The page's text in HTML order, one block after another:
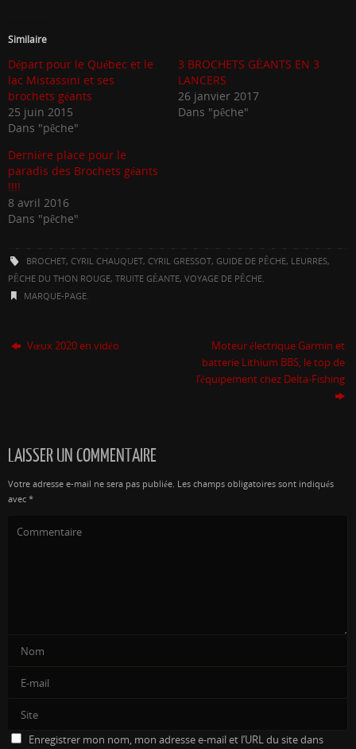
Similaire
Départ pour le Québec et le
lac Mistassini et ses
brochets géants
25 juin 2015
Dans "pêche"
3 BROCHETS GÉANTS EN 3
LANCERS
26 janvier 2017
Dans "pêche"
Dernière place pour le
paradis des Brochets géants
!!!!
8 avril 2016
Dans "pêche"
BROCHET, CYRIL CHAUQUET, CYRIL GRESSOT, GUIDE DE PÊCHE, LEURRES,
PÊCHE DU THON ROUGE, TRUITE GÉANTE, VOYAGE DE PÊCHE.
MARQUE-PAGE.
Vœux 2020 en vidéo
Moteur électrique Garmin et
batterie Lithium BBS, le top de
l’équipement chez Delta-Fishing
LAISSER UN COMMENTAIRE
Votre adresse e-mail ne sera pas publiée. Les champs obligatoires sont indiqués
avec *
Enregistrer mon nom, mon adresse e-mail et l’URL du site dans